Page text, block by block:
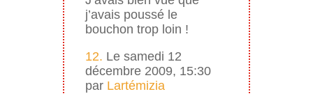
j’avais poussé le
bouchon trop loin !
12. Le samedi 12
décembre 2009, 15:30
par Lartémizia